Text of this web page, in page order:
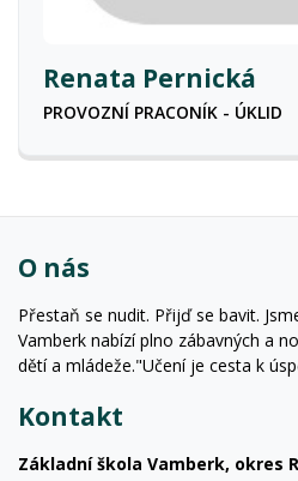
Renata Pernická
PROVOZNÍ PRACONÍK - ÚKLID
O nás
Přestaň se nudit. Přijď se bavit.
Vamberk nabízí plno zábavných a
dětí a mládeže."Učení je cesta k
Kontakt
Základní škola Vamberk, okres